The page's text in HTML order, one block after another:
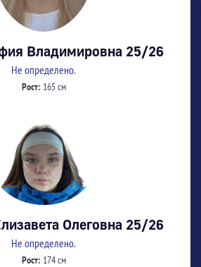
Владимировна 25/26
Не определено.
Рост: 165 см
Олеговна 25/26
Не определено.
Рост: 174 см